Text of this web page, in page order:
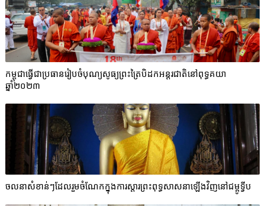
កម្ពុជាធ្វើជាប្រធានរៀបចំបុណ្យសូធ្យព្រះត្រៃបិដកអន្តរជាតិនៅពុទ្ធគយា
ឆ្នាំ២០២៣
ចលនាសំខាន់ៗដែលរួមចំណែកក្នុងការស្ដារព្រះពុទ្ធសាសនាឡើងវិញនៅជម្ពូទ្វីប